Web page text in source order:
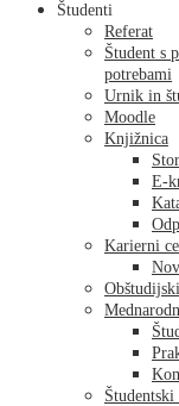
Študenti
Referat
Študent s
potrebami
Urnik in
Moodle
Knjižnica
E-
Karierni
Študentski